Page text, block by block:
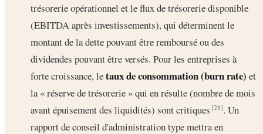
trésorerie opérationnel et le flux de trésorerie disponible
(EBITDA après investissements), qui déterminent le
montant de la dette pouvant être remboursé ou des
dividendes pouvant être versés. Pour les entreprises à
forte croissance, letaux de consommation (burn rate) et
la « réserve de trésorerie » qui en résulte (nombre de mois
avant épuisement des liquidités) sont critiques[28]. Un
rapport de conseil d'administration type mettra en